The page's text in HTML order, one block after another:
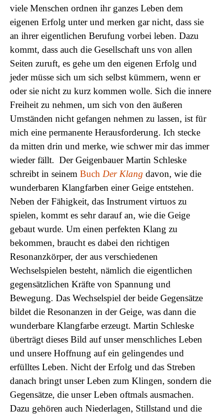
viele Menschen ordnen ihr ganzes Leben dem
eigenen Erfolg unter und merken gar nicht, dass sie
an ihrer eigentlichen Berufung vorbei leben. Dazu
kommt, dass auch die Gesellschaft uns von allen
Seiten zuruft, es gehe um den eigenen Erfolg und
jeder müsse sich um sich selbst kümmern, wenn er
oder sie nicht zu kurz kommen wolle. Sich die innere
Freiheit zu nehmen, um sich von den äußeren
Umständen nicht gefangen nehmen zu lassen, ist für
mich eine permanente Herausforderung. Ich stecke
da mitten drin und merke, wie schwer mir das immer
wieder fällt. Der Geigenbauer Martin Schleske
schreibt in seinem Buch Der Klang davon, wie die
wunderbaren Klangfarben einer Geige entstehen.
Neben der Fähigkeit, das Instrument virtuos zu
spielen, kommt es sehr darauf an, wie die Geige
gebaut wurde. Um einen perfekten Klang zu
bekommen, braucht es dabei den richtigen
Resonanzkörper, der aus verschiedenen
Wechselspielen besteht, nämlich die eigentlichen
gegensätzlichen Kräfte von Spannung und
Bewegung. Das Wechselspiel der beide Gegensätze
bildet die Resonanzen in der Geige, was dann die
wunderbare Klangfarbe erzeugt. Martin Schleske
überträgt dieses Bild auf unser menschliches Leben
und unsere Hoffnung auf ein gelingendes und
erfülltes Leben. Nicht der Erfolg und das Streben
danach bringt unser Leben zum Klingen, sondern die
Gegensätze, die unser Leben oftmals ausmachen.
Dazu gehören auch Niederlagen, Stillstand und die